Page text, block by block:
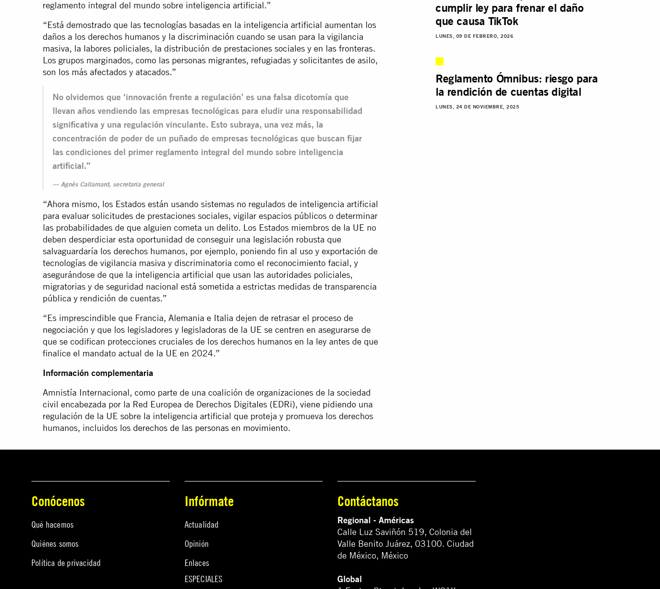
reglamento integral del mundo sobre inteligencia artificial.”
“Está demostrado que las tecnologías basadas en la inteligencia artificial aumentan los
daños a los derechos humanos y la discriminación cuando se usan para la vigilancia
masiva, la labores policiales, la distribución de prestaciones sociales y en las fronteras.
Los grupos marginados, como las personas migrantes, refugiadas y solicitantes de asilo,
son los más afectados y atacados.”
No olvidemos que ‘innovación frente a regulación’ es una falsa dicotomía que
llevan años vendiendo las empresas tecnológicas para eludir una responsabilidad
significativa y una regulación vinculante. Esto subraya, una vez más, la
concentración de poder de un puñado de empresas tecnológicas que buscan fijar
las condiciones del primer reglamento integral del mundo sobre inteligencia
artificial.”
Agnès Callamard, secretaria general
“Ahora mismo, los Estados están usando sistemas no regulados de inteligencia artificial
para evaluar solicitudes de prestaciones sociales, vigilar espacios públicos o determinar
las probabilidades de que alguien cometa un delito. Los Estados miembros de la UE no
deben desperdiciar esta oportunidad de conseguir una legislación robusta que
salvaguardaría los derechos humanos, por ejemplo, poniendo fin al uso y exportación de
tecnologías de vigilancia masiva y discriminatoria como el reconocimiento facial, y
asegurándose de que la inteligencia artificial que usan las autoridades policiales,
migratorias y de seguridad nacional está sometida a estrictas medidas de transparencia
pública y rendición de cuentas.”
“Es imprescindible que Francia, Alemania e Italia dejen de retrasar el proceso de
negociación y que los legisladores y legisladoras de la UE se centren en asegurarse de
que se codifican protecciones cruciales de los derechos humanos en la ley antes de que
finalice el mandato actual de la UE en 2024.”
Información complementaria
Amnistía Internacional, como parte de una coalición de organizaciones de la sociedad
civil encabezada por la Red Europea de Derechos Digitales (EDRi), viene pidiendo una
regulación de la UE sobre la inteligencia artificial que proteja y promueva los derechos
humanos, incluidos los derechos de las personas en movimiento.
cumplir ley para frenar el daño
que causa TikTok
LUNES, 09 DE FEBRERO, 2026
Reglamento Ómnibus: riesgo para
la rendición de cuentas digital
LUNES, 24 DE NOVIEMBRE, 2025
Conócenos
Qué hacemos
Quiénes somos
Política de privacidad
Infórmate
Actualidad
Opinión
Enlaces
ESPECIALES
Contáctanos
Regional - Américas
Calle Luz Saviñón 519, Colonia del
Valle Benito Juárez, 03100. Ciudad
de México, México
Global